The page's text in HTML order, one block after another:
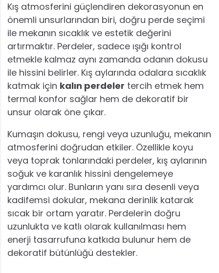
Kış atmosferini güçlendiren dekorasyonun en
önemli unsurlarından biri, doğru perde seçimi
ile mekanın sıcaklık ve estetik değerini
artırmaktır. Perdeler, sadece ışığı kontrol
etmekle kalmaz aynı zamanda odanın dokusu
ile hissini belirler. Kış aylarında odalara sıcaklık
katmak için kalın perdeler tercih etmek hem
termal konfor sağlar hem de dekoratif bir
unsur olarak öne çıkar.
Kumaşın dokusu, rengi veya uzunluğu, mekanın
atmosferini doğrudan etkiler. Özellikle koyu
veya toprak tonlarındaki perdeler, kış aylarının
soğuk ve karanlık hissini dengelemeye
yardımcı olur. Bunların yanı sıra desenli veya
kadifemsi dokular, mekana derinlik katarak
sıcak bir ortam yaratır. Perdelerin doğru
uzunlukta ve katlı olarak kullanılması hem
enerji tasarrufuna katkıda bulunur hem de
dekoratif bütünlüğü destekler.